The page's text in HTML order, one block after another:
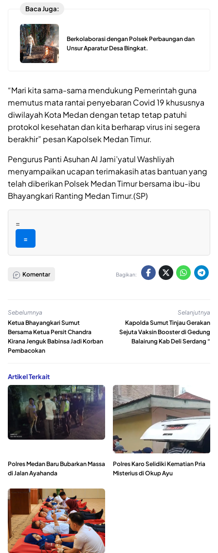
Baca Juga:
Berkolaborasi dengan Polsek Perbaungan dan
Unsur Aparatur Desa Bingkat.
“Mari kita sama-sama mendukung Pemerintah guna
memutus mata rantai penyebaran Covid 19 khususnya
diwilayah Kota Medan dengan tetap tetap patuhi
protokol kesehatan dan kita berharap virus ini segera
berakhir” pesan Kapolsek Medan Timur.
Pengurus Panti Asuhan Al Jami’yatul Washliyah
menyampaikan ucapan terimakasih atas bantuan yang
telah diberikan Polsek Medan Timur bersama ibu-ibu
Bhayangkari Ranting Medan Timur.(SP)
=
=
Komentar Bagikan:
Sebelumnya
Ketua Bhayangkari Sumut
Bersama Ketua Persit Chandra
Kirana Jenguk Babinsa Jadi Korban
Pembacokan
Selanjutnya
Kapolda Sumut Tinjau Gerakan
Sejuta Vaksin Booster di Gedung
Balairung Kab Deli Serdang “
Artikel Terkait
Polres Medan Baru Bubarkan Massa
di Jalan Ayahanda
Polres Karo Selidiki Kematian Pria
Misterius di Okup Ayu